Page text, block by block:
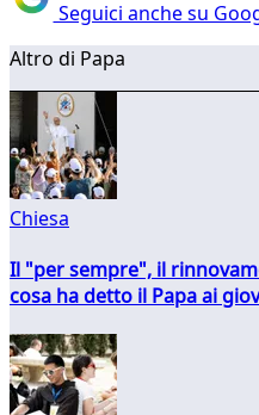
Seguici anche su
Altro di Papa
Chiesa
Il "per sempre", il
cosa ha detto il Papa ai